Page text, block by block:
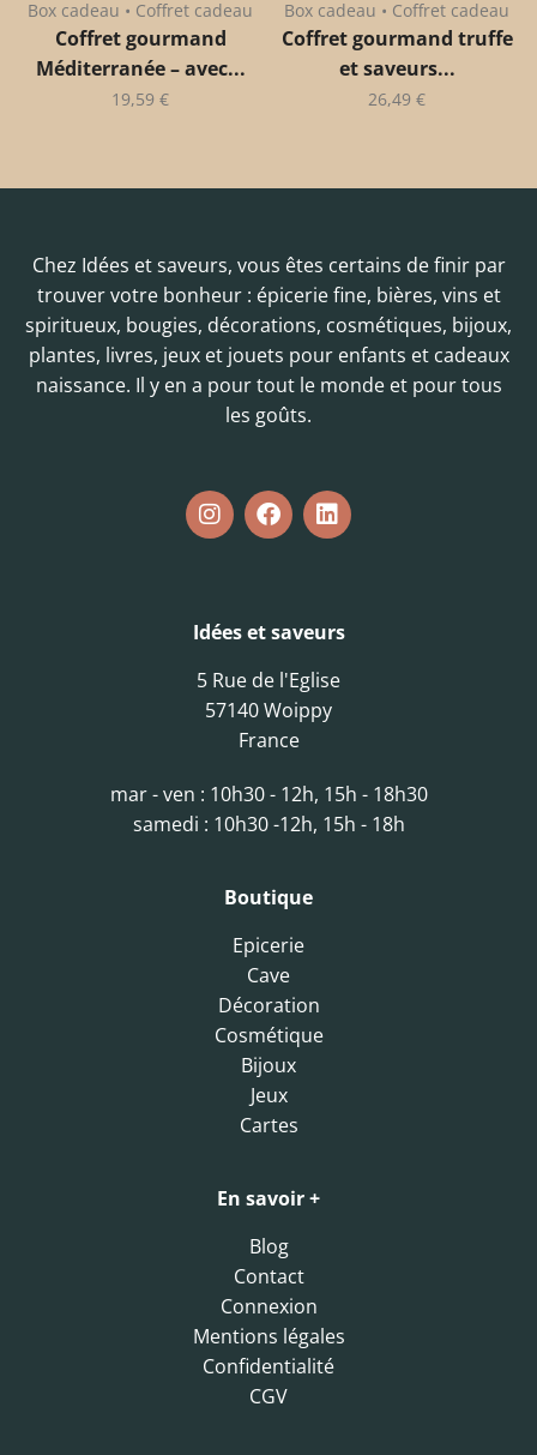
Box cadeau • Coffret cadeau
Coffret gourmand
Méditerranée – avec...
19,59 €
Box cadeau • Coffret cadeau
Coffret gourmand truffe
et saveurs...
26,49 €
Chez Idées et saveurs, vous êtes certains de finir par
trouver votre bonheur : épicerie fine, bières, vins et
spiritueux, bougies, décorations, cosmétiques, bijoux,
plantes, livres, jeux et jouets pour enfants et cadeaux
naissance. Il y en a pour tout le monde et pour tous
les goûts.
Idées et saveurs
5 Rue de l'Eglise
57140 Woippy
France
mar - ven : 10h30 - 12h, 15h - 18h30
samedi : 10h30 -12h, 15h - 18h
Boutique
Epicerie
Cave
Décoration
Cosmétique
Bijoux
Jeux
Cartes
En savoir +
Blog
Contact
Connexion
Mentions légales
Confidentialité
CGV